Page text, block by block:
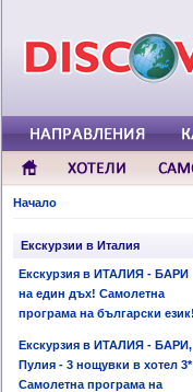
Начало
Екскурзии в Италия
Екскурзия в ИТАЛИЯ - БАРИ
на един дъх! Самолетна
програма на български език!
Екскурзия в ИТАЛИЯ - БАРИ,
Пулия - 3 нощувки в хотел
Самолетна програма на